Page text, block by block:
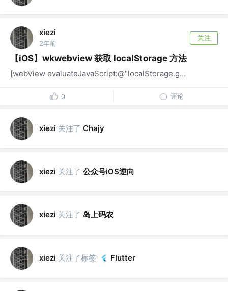
xiezi
2年前
关注
【iOS】wkwebview 获取 localStorage 方法
[webView evaluateJavaScript:@"localStorage.g...
0 评论
xiezi 关注了 Chajy
xiezi 关注了 公众号iOS逆向
xiezi 关注了 岛上码农
xiezi 关注了标签 Flutter